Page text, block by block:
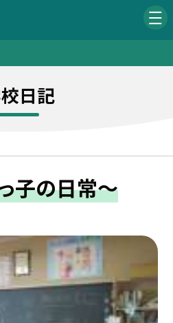
日記
子の日常～